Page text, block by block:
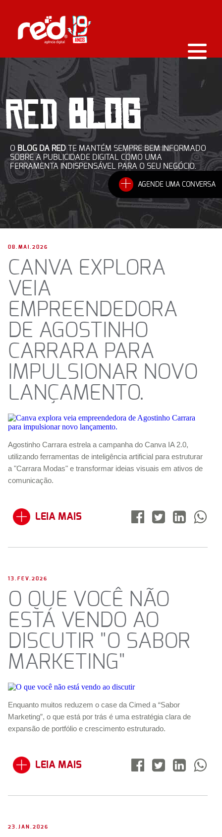
REDBLOG
O BLOG DA REDTE MANTÉM SEMPRE BEM INFORMADO
SOBRE A PUBLICIDADE DIGITAL COMO UMA
FERRAMENTA INDISPENSÁVEL PARA O SEU NEGÓCIO.
08.MAI.2026
CANVA EXPLORA
VEIA
EMPREENDEDORA
DE AGOSTINHO
CARRARA PARA
IMPULSIONAR NOVO
LANÇAMENTO.
Agostinho Carrara estrela a campanha do Canva IA 2.0,
utilizando ferramentas de inteligência artificial para estruturar
a "Carrara Modas" e transformar ideias visuais em ativos de
comunicação.
LEIA MAIS
13.FEV.2026
O QUE VOCÊ NÃO
ESTÁ VENDO AO
DISCUTIR "O SABOR
MARKETING"
Enquanto muitos reduzem o case da Cimed a “Sabor
Marketing”, o que está por trás é uma estratégia clara de
expansão de portfólio e crescimento estruturado.
LEIA MAIS
23.JAN.2026
+ AGENDE UMA CONVERSA